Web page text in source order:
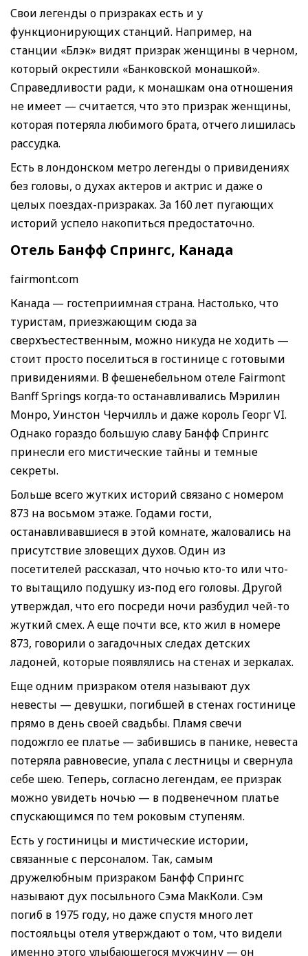
Свои легенды о призраках есть и у
функционирующих станций. Например, на
станции «Блэк» видят призрак женщины в черном,
который окрестили «Банковской монашкой».
Справедливости ради, к монашкам она отношения
не имеет — считается, что это призрак женщины,
которая потеряла любимого брата, отчего лишилась
рассудка.
Есть в лондонском метро легенды о привидениях
без головы, о духах актеров и актрис и даже о
целых поездах-призраках. За 160 лет пугающих
историй успело накопиться предостаточно.
Отель Банфф Спрингс, Канада
fairmont.com
Канада — гостеприимная страна. Настолько, что
туристам, приезжающим сюда за
сверхъестественным, можно никуда не ходить —
стоит просто поселиться в гостинице с готовыми
привидениями. В фешенебельном отеле Fairmont
Banff Springs когда-то останавливались Мэрилин
Монро, Уинстон Черчилль и даже король Георг VI.
Однако гораздо большую славу Банфф Спрингс
принесли его мистические тайны и темные
секреты.
Больше всего жутких историй связано с номером
873 на восьмом этаже. Годами гости,
останавливавшиеся в этой комнате, жаловались на
присутствие зловещих духов. Один из
посетителей рассказал, что ночью кто-то или что-
то вытащило подушку из-под его головы. Другой
утверждал, что его посреди ночи разбудил чей-то
жуткий смех. А еще почти все, кто жил в номере
873, говорили о загадочных следах детских
ладоней, которые появлялись на стенах и зеркалах.
Еще одним призраком отеля называют дух
невесты — девушки, погибшей в стенах гостинице
прямо в день своей свадьбы. Пламя свечи
подожгло ее платье — забившись в панике, невеста
потеряла равновесие, упала с лестницы и свернула
себе шею. Теперь, согласно легендам, ее призрак
можно увидеть ночью — в подвенечном платье
спускающимся по тем роковым ступеням.
Есть у гостиницы и мистические истории,
связанные с персоналом. Так, самым
дружелюбным призраком Банфф Спрингс
называют дух посыльного Сэма МакКоли. Сэм
погиб в 1975 году, но даже спустя много лет
постояльцы отеля утверждают о том, что видели
именно этого улыбающегося мужчину — он